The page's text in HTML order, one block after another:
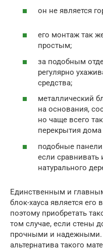
он не является
его монтаж так
простым;
за подобным
регулярно
средства;
металлический
на основания,
но чаще всего
перекрытия
подобные панели
если сравнивать
натурального
Единственным и
блок-хауса является
поэтому приобретать
том случае, если стены
прочными и надежными.
альтернатива такого